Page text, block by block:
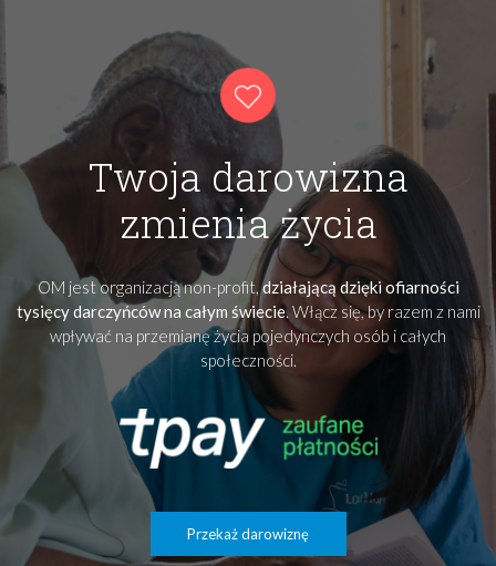
Twoja darowizna
zmienia życia
OM jest organizacją non-profit,działającą dzięki ofiarności
tysięcy darczyńców na całym świecie. Włącz się, by razem z nami
wpływać na przemianę życia pojedynczych osób i całych
społeczności.
Przekaż darowiznę